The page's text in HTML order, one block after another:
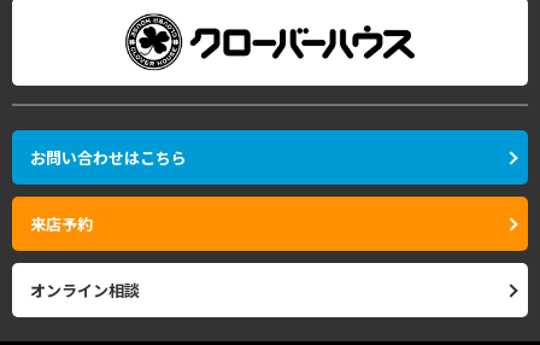
お問い合わせはこちら
来店予約
オンライン相談